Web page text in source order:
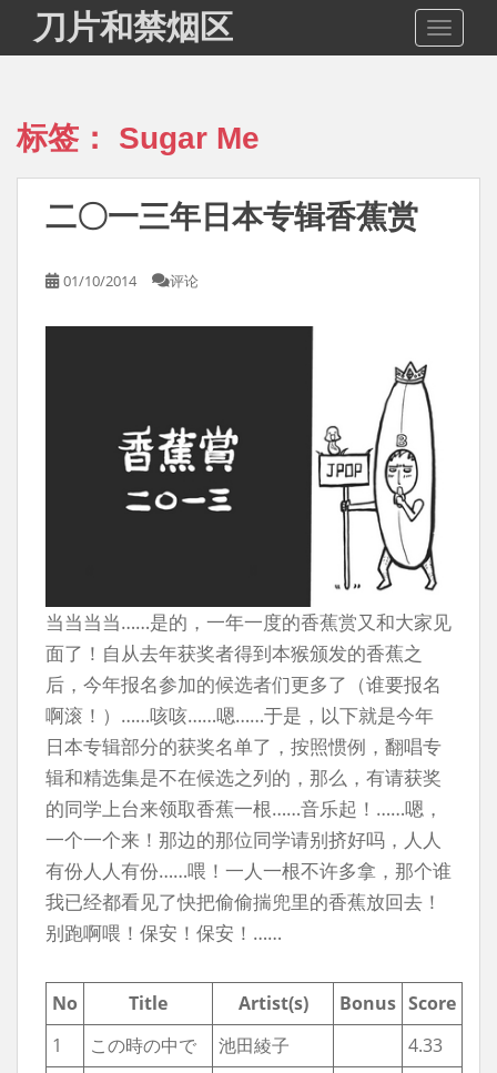
i
刀片和禁烟区
标签： Sugar Me
二〇一三年日本专辑香蕉赏
01/10/2014 评论
当当当当……是的，一年一度的香蕉赏又和大家见
面了！自从去年获奖者得到本猴颁发的香蕉之
后，今年报名参加的候选者们更多了（谁要报名
啊滚！）……咳咳……嗯……于是，以下就是今年
日本专辑部分的获奖名单了，按照惯例，翻唱专
辑和精选集是不在候选之列的，那么，有请获奖
的同学上台来领取香蕉一根……音乐起！……嗯，
一个一个来！那边的那位同学请别挤好吗，人人
有份人人有份……喂！一人一根不许多拿，那个谁
我已经都看见了快把偷偷揣兜里的香蕉放回去！
别跑啊喂！保安！保安！……
No Title Artist(s) Bonus Score
1
この時の中で 池田綾子
4.33